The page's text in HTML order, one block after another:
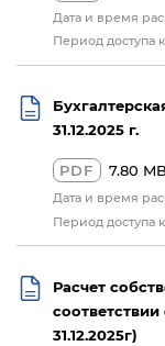
Дата и время
Период доступа
31.12.2025 г.
PDF 7.80
Дата и время
Период доступа
Расчет
31.12.2025г)